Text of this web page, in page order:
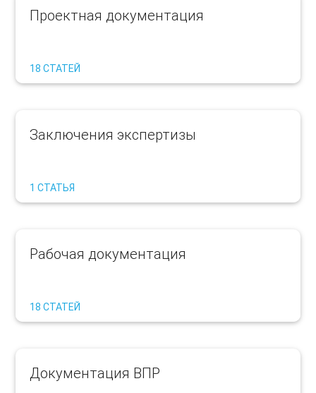
Проектная документация
18 СТАТЕЙ
Заключения экспертизы
1 СТАТЬЯ
Рабочая документация
18 СТАТЕЙ
Документация ВПР